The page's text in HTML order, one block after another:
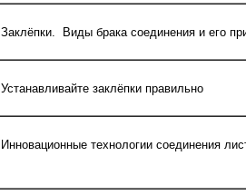
Заклёпки. Виды брака соединения и его
Устанавливайте заклёпки правильно
Инновационные технологии соединения